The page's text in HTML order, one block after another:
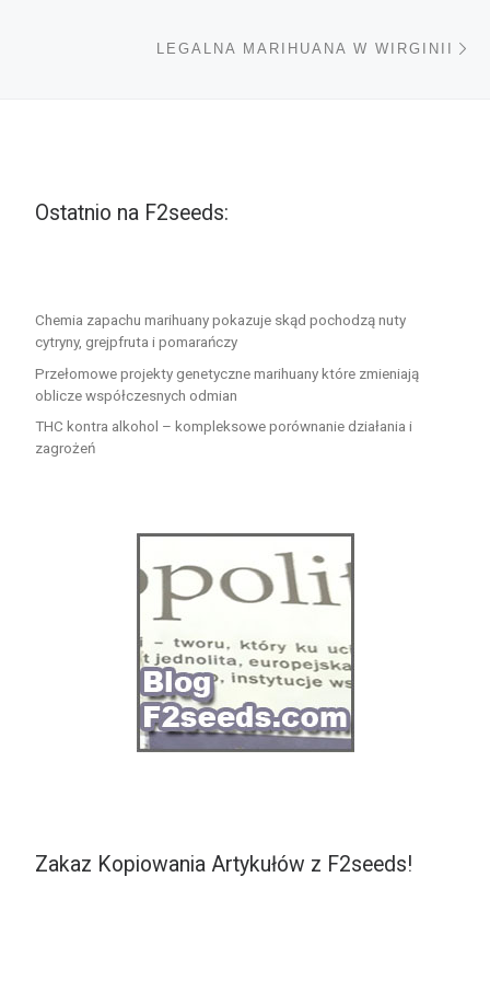
LEGALNA MARIHUANA W WIRGINII
Ostatnio na F2seeds:
Chemia zapachu marihuany pokazuje skąd pochodzą nuty
cytryny, grejpfruta i pomarańczy
Przełomowe projekty genetyczne marihuany które zmieniają
oblicze współczesnych odmian
THC kontra alkohol – kompleksowe porównanie działania i
zagrożeń
Zakaz Kopiowania Artykułów z F2seeds!